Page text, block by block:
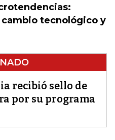
tecnológico y
recibió sello de
por su programa